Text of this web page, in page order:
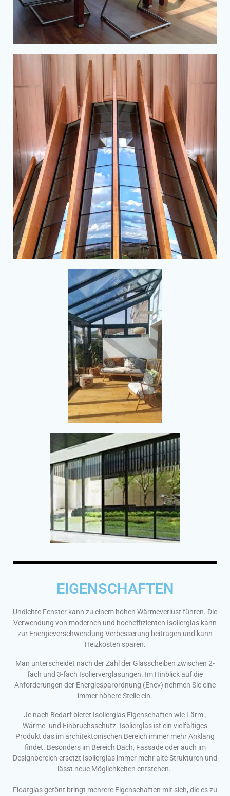
EIGENSCHAFTEN
Undichte Fenster kann zu einem hohen Wärmeverlust führen. Die
Verwendung von modernen und hocheffizienten Isolierglas kann
zur Energieverschwendung Verbesserung beitragen und kann
Heizkosten sparen.
Man unterscheidet nach der Zahl der Glasscheiben zwischen 2-
fach und 3-fach Isolierverglasungen. Im Hinblick auf die
Anforderungen der Energiesparordnung (Enev) nehmen Sie eine
immer höhere Stelle ein.
Je nach Bedarf bietet Isolierglas Eigenschaften wie Lärm-,
Wärme- und Einbruchsschutz. Isolierglas ist ein vielfältiges
Produkt das im architektonischen Bereich immer mehr Anklang
findet. Besonders im Bereich Dach, Fassade oder auch im
Designbereich ersetzt Isolierglas immer mehr alte Strukturen und
lässt neue Möglichkeiten entstehen.
Floatglas getönt bringt mehrere Eigenschaften mit sich, die es zu